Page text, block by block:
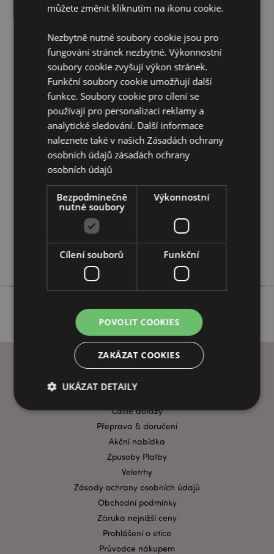
Barva náplně:Černá (tenký hrot)
Není vhodné pro děti ve věku:0 - 3 roky
Doplňující informace:
Chcete se dozvědět více o nákupu u Puckator?
Přečtěte si našeho průvodce nákupem pro zákazníky.
Vlastnosti produktu
informací
Výška 23cm Šířka 2cm Hloubka 1.5cm
5055071762499
432
0.024000
Ne
Ne
INFORMACE
Časté dotazy
Přeprava & doručení
Akční nabídka
Zpusoby Platby
Veletrhy
Zásady ochrany osobních údajů
Obchodní podmínky
Záruka nejnižší ceny
Prohlášení o etice
Průvodce nákupem
můžete změnit kliknutím na ikonu cookie.
Nezbytně nutné soubory cookie jsou pro
fungování stránek nezbytné. Výkonnostní
soubory cookie zvyšují výkon stránek.
Funkční soubory cookie umožňují další
funkce. Soubory cookie pro cílení se
používají pro personalizaci reklamy a
analytické sledování. Další informace
naleznete také v našich Zásadách ochrany
osobních údajů zásadách ochrany
osobních údajů
Bezpodmínečně
nutné soubory
Výkonnostní
Cílení souborů Funkční
POVOLIT COOKIES
ZAKÁZAT COOKIES
UKÁZAT DETAILY
Bezpodmínečně nutné soubory
Cílení souborů
Funkční
Nezbytně nutné soubory cookie umožňují základní
funkce webových stránek, jako je přihlášení
uživatele a správa účtu. Bez nezbytně nutných
souborů cookie nelze webovou stránku správně